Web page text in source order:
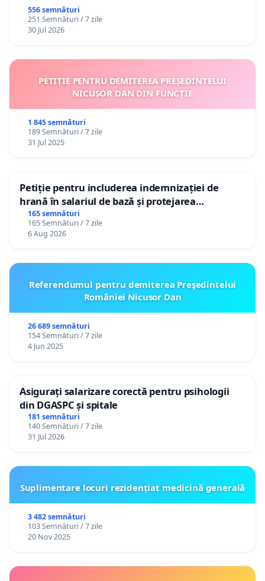
556 semnături
251 Semnături / 7 zile
30 Jul 2026
PETIȚIE PENTRU DEMITEREA PREȘEDINTELUI
NICUȘOR DAN DIN FUNCȚIE
1 845 semnături
189 Semnături / 7 zile
31 Jul 2025
Petiție pentru includerea indemnizației de
hrană în salariul de bază și protejarea
gradațiilor de vechime pentru asistenții
personali
165 semnături
165 Semnături / 7 zile
6 Aug 2026
Referendumul pentru demiterea Preşedintelui
României Nicusor Dan
26 689 semnături
154 Semnături / 7 zile
4 Jun 2025
Asigurați salarizare corectă pentru psihologii
din DGASPC și spitale
181 semnături
140 Semnături / 7 zile
31 Jul 2026
Suplimentare locuri rezidențiat medicină generală
3 482 semnături
103 Semnături / 7 zile
20 Nov 2025